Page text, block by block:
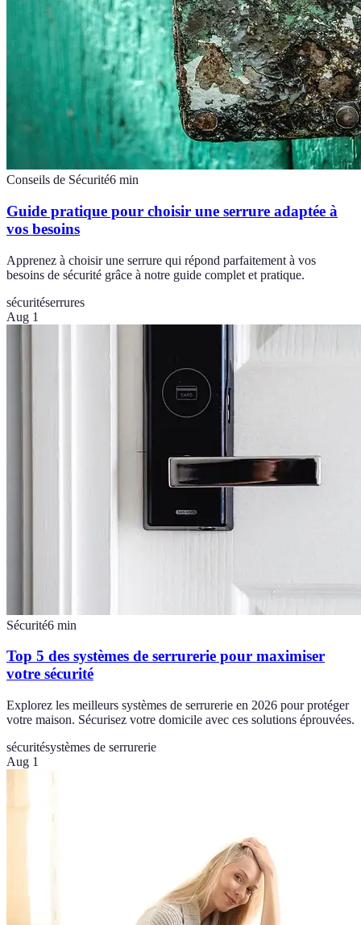
Conseils de Sécurité6 min
Guide pratique pour choisir une serrure adaptée à
vos besoins
Apprenez à choisir une serrure qui répond parfaitement à vos
besoins de sécurité grâce à notre guide complet et pratique.
sécuritéserrures
Aug 1
Sécurité6 min
Top 5 des systèmes de serrurerie pour maximiser
votre sécurité
Explorez les meilleurs systèmes de serrurerie en 2026 pour protéger
votre maison. Sécurisez votre domicile avec ces solutions éprouvées.
sécuritésystèmes de serrurerie
Aug 1